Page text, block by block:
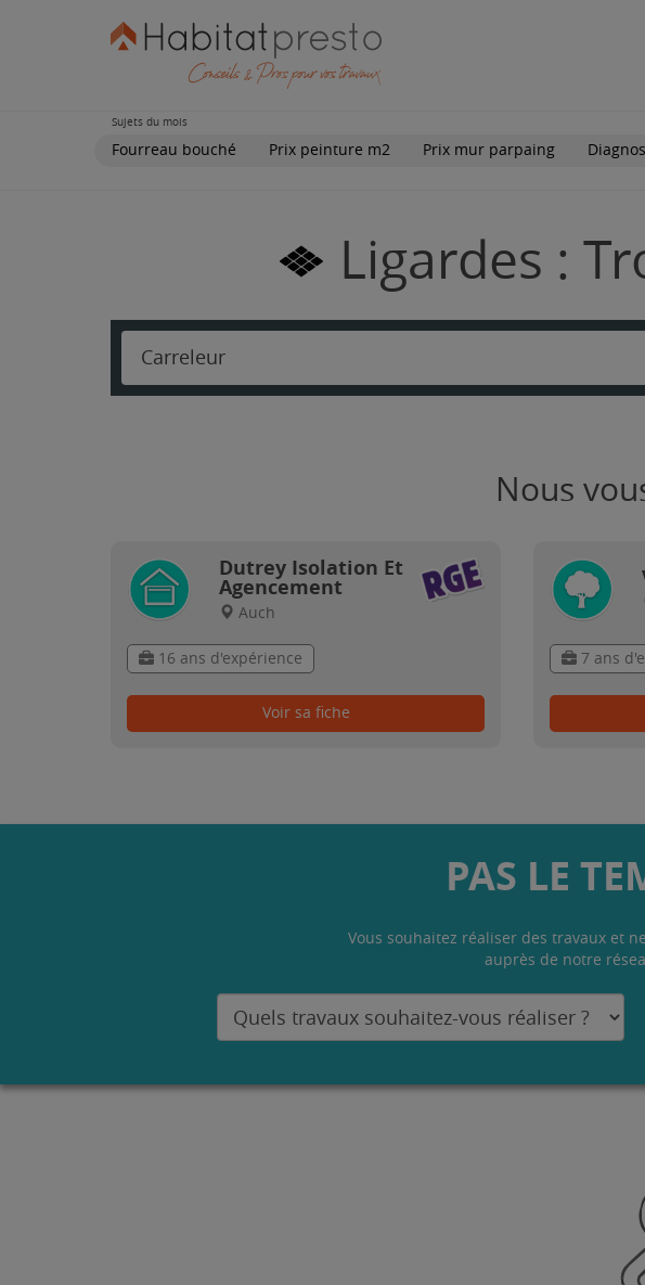
Sujets du mois
Fourreau bouché Prix peinture m2 Prix mur parpaing
Ligardes :
Carreleur
Nous
Dutrey Isolation Et
Agencement
Auch
16 ans d'expérience
Voir sa fiche
7 ans
PAS LE
Vous souhaitez réaliser des travaux et
auprès de notre